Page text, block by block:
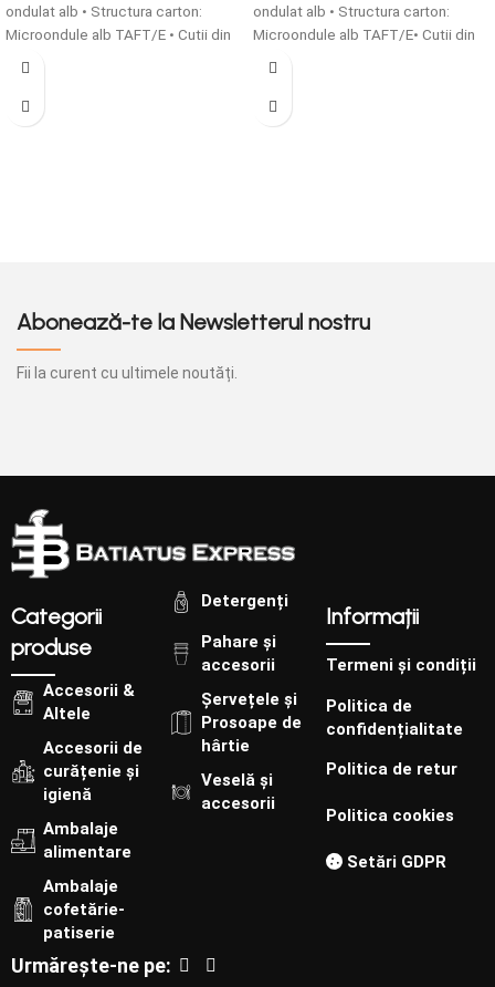
ondulat alb • Structura carton:
Microondule alb TAFT/E • Cutii din
personalizate sunt solutia ideala
ondulat alb • Structura carton:
Microondule alb TAFT/E• Cutii din
personalizate sunt solutia ideala
Abonează-te la Newsletterul nostru
Fii la curent cu ultimele noutăți.
Categorii
produse
Accesorii &
Altele
Accesorii de
curățenie și
igienă
Ambalaje
alimentare
Ambalaje
cofetărie-
patiserie
Detergenți
Pahare și
accesorii
Șervețele și
Prosoape de
hârtie
Veselă și
accesorii
Informații
Termeni și condiții
Politica de
confidențialitate
Politica de retur
Politica cookies
Setări GDPR
Urmărește-ne pe: